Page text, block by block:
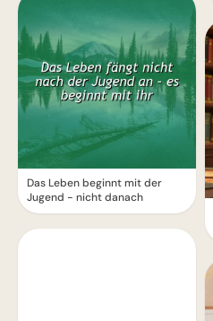
Das Leben beginnt mit der
Jugend - nicht danach